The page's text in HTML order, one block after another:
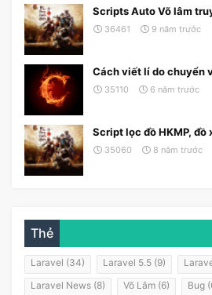
Scripts Auto Võ lâm
36461 9 năm trước
Cách viết lí do chuyển
35110 6 năm trước
Script lọc đồ HKMP, đồ
35060 8 năm trước
Thẻ
Laravel (34) Laravel 5.5 (9)
Laravel News (8)
Võ Lâm (6)
Bug